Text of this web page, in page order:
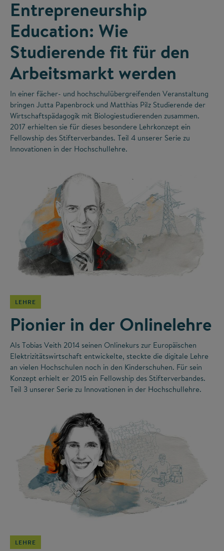
Entrepreneurship
Education: Wie
Studierende fit für den
Arbeitsmarkt werden
In einer fächer- und hochschulübergreifenden Veranstaltung
bringen Jutta Papenbrock und Matthias Pilz Studierende der
Wirtschaftspädagogik mit Biologiestudierenden zusammen.
2017 erhielten sie für dieses besondere Lehrkonzept ein
Fellowship des Stifterverbandes. Teil 4 unserer Serie zu
Innovationen in der Hochschullehre.
©
LEHRE
Pionier in der Onlinelehre
Als Tobias Veith 2014 seinen Onlinekurs zur Europäischen
Elektrizitätswirtschaft entwickelte, steckte die digitale Lehre
an vielen Hochschulen noch in den Kinderschuhen. Für sein
Konzept erhielt er 2015 ein Fellowship des Stifterverbandes.
Teil 3 unserer Serie zu Innovationen in der Hochschullehre.
LEHRE